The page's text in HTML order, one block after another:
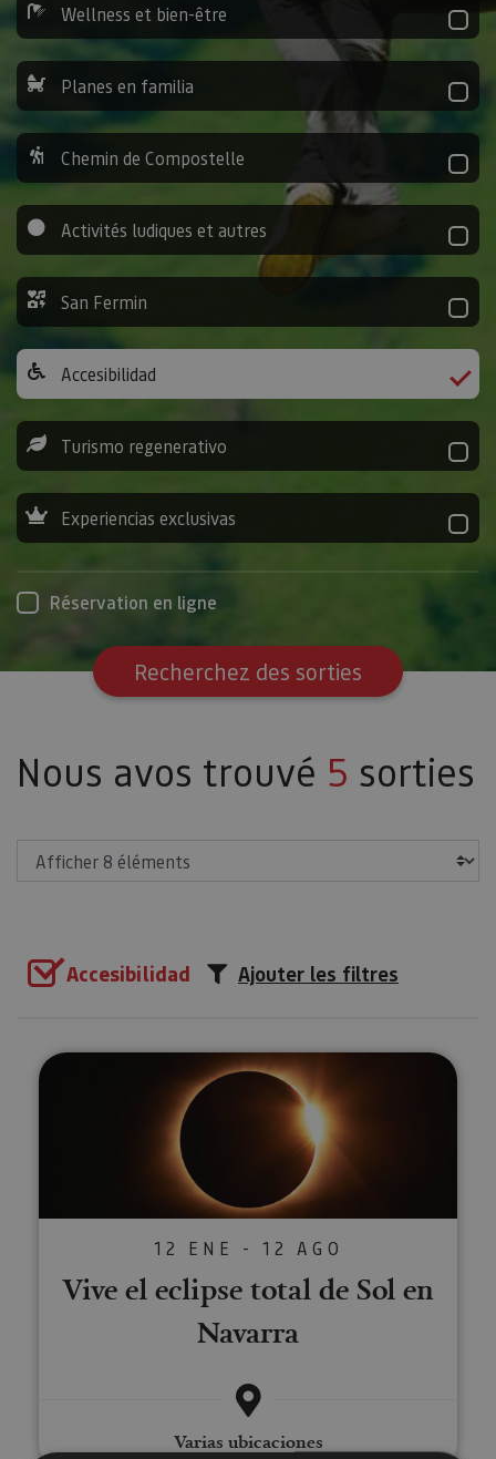
Wellness et bien-être
Planes en familia
Chemin de Compostelle
Activités ludiques et autres
San Fermin
Accesibilidad
Turismo regenerativo
Experiencias exclusivas
Réservation en ligne
Recherchez des sorties
Nous avos trouvé 5 sorties
Accesibilidad Ajouter les filtres
Vive el eclipse total de Sol en
12 ENE - 12 AGO
Vive el eclipse total de Sol en
Navarra
Varias ubicaciones